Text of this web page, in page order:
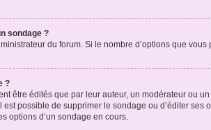
sondage ?
du forum. Si le nombre d’options que
?
être édités que par leur auteur, un modérateur ou
possible de supprimer le sondage ou d’éditer
options d’un sondage en cours.